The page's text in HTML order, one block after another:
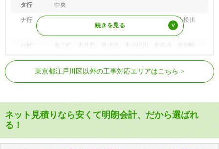
タ行 中央
ナ行
中葛西、新堀、西一之江、西葛西、西小岩、西小松川
町、西篠崎、西瑞江、二之江町
ハ行
春江町、東葛西、東小岩、東小松川、東篠崎、東篠崎
松江、松島、松本、瑞江、南葛西、南小岩、南篠崎町
JR総武線（総武本線） 平井駅、小岩駅
都営新宿線
駅、篠崎駅
東京都江戸川区以外の工事対応エリアはこちら
ネット見積りなら安くて明朗会計、だから選ばれ
る！